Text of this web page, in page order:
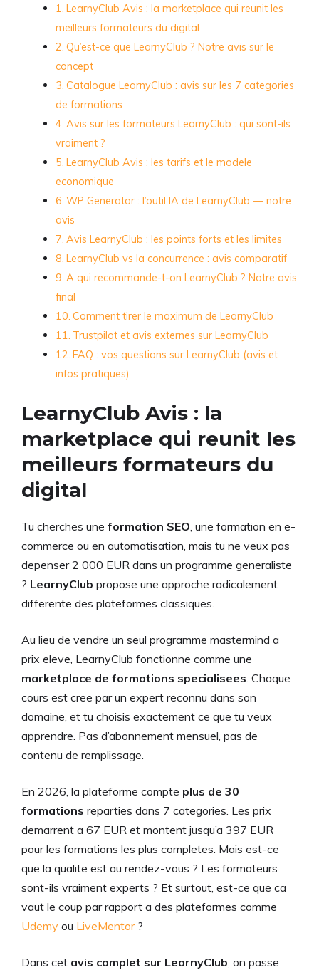
LearnyClub Avis : la marketplace qui reunit les
meilleurs formateurs du digital
Qu’est-ce que LearnyClub ? Notre avis sur le
concept
Catalogue LearnyClub : avis sur les 7 categories
de formations
Avis sur les formateurs LearnyClub : qui sont-ils
vraiment ?
LearnyClub Avis : les tarifs et le modele
economique
WP Generator : l’outil IA de LearnyClub — notre
avis
Avis LearnyClub : les points forts et les limites
LearnyClub vs la concurrence : avis comparatif
A qui recommande-t-on LearnyClub ? Notre avis
final
Comment tirer le maximum de LearnyClub
Trustpilot et avis externes sur LearnyClub
FAQ : vos questions sur LearnyClub (avis et
infos pratiques)
LearnyClub Avis : la
marketplace qui reunit les
meilleurs formateurs du
digital
Tu cherches une formation SEO , une formation en e-
commerce ou en automatisation, mais tu ne veux pas
depenser 2 000 EUR dans un programme generaliste
? LearnyClub propose une approche radicalement
differente des plateformes classiques.
Au lieu de vendre un seul programme mastermind a
prix eleve, LearnyClub fonctionne comme une
marketplace de formations specialisees . Chaque
cours est cree par un expert reconnu dans son
domaine, et tu choisis exactement ce que tu veux
apprendre. Pas d’abonnement mensuel, pas de
contenu de remplissage.
En 2026, la plateforme compte plus de 30
formations reparties dans 7 categories. Les prix
demarrent a 67 EUR et montent jusqu’a 397 EUR
pour les formations les plus completes. Mais est-ce
que la qualite est au rendez-vous ? Les formateurs
sont-ils vraiment experts ? Et surtout, est-ce que ca
vaut le coup par rapport a des plateformes comme
Udemy ou LiveMentor?
Dans cet avis complet sur LearnyClub , on passe